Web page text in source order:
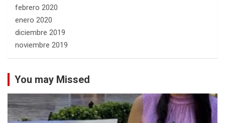
febrero 2020
enero 2020
diciembre 2019
noviembre 2019
You may Missed